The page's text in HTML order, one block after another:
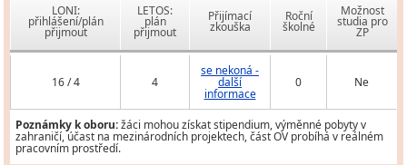
LONI:
přihlášení/plán
přijmout
LETOS:
plán
přijmout
Přijímací
zkouška
Roční
školné
Možnost
studia pro
ZP
16 / 4 4
se nekoná -
další
informace
0 Ne
Poznámky k oboru:žáci mohou získat stipendium, výměnné pobyty v
zahraničí, účast na mezinárodních projektech, část OV probíhá v reálném
pracovním prostředí.